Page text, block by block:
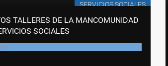
SERVICIOS SOCIALES
TALLERES DE LA MANCOMUNIDAD
SOCIALES